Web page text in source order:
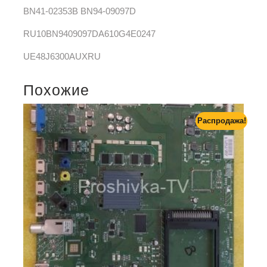
BN41-02353B BN94-09097D
RU10BN9409097DA610G4E0247
UE48J6300AUXRU
Похожие
Распродажа!